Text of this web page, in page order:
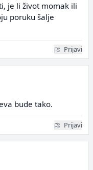
je li život momak ili
poruku šalje
Prijavi
bude tako.
Prijavi